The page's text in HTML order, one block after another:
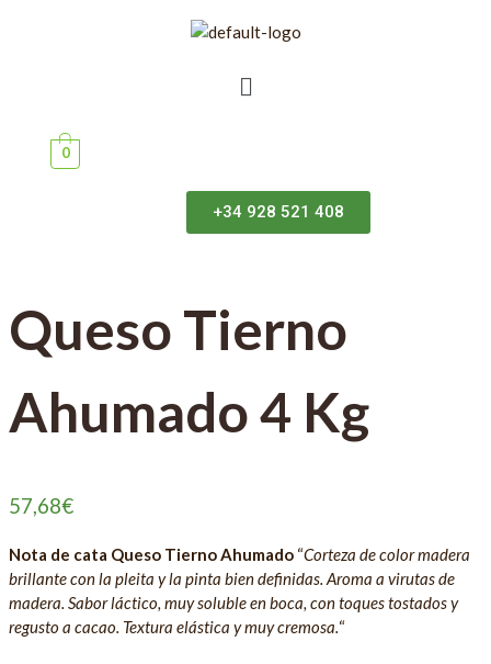
0
+34 928 521 408
Queso Tierno
Ahumado 4 Kg
57,68€
Nota de cata Queso Tierno Ahumado “Corteza de color madera
brillante con la pleita y la pinta bien definidas. Aroma a virutas de
madera. Sabor láctico, muy soluble en boca, con toques tostados y
regusto a cacao. Textura elástica y muy cremosa.“